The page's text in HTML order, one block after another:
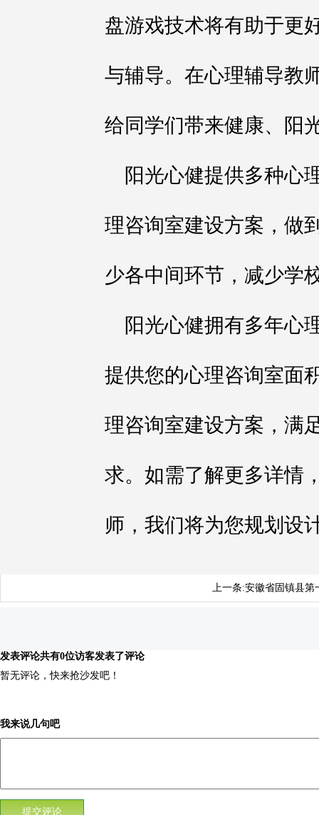
盘游戏技术将有助于更
与辅导。在心理辅导教
给同学们带来健康、阳
阳光心健提供多种心
理咨询室建设方案，做
少各中间环节，减少学
阳光心健拥有多年心
提供您的心理咨询室面
理咨询室建设方案，满
求。如需了解更多详情
师，我们将为您规划设
上一条:安徽省固镇县第
发表评论共有0位访客发表了评论
暂无评论，快来抢沙发吧！
我来说几句吧